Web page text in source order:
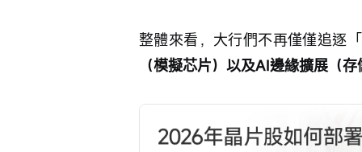
整體來看，大行們不再僅僅追逐
（模擬芯片）以及AI邊緣擴展（